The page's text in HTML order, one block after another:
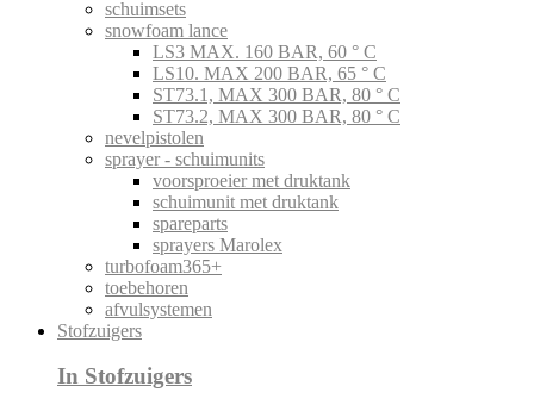
schuimsets
snowfoam lance
LS3 MAX. 160 BAR, 60 ° C
LS10. MAX 200 BAR, 65 ° C
ST73.1, MAX 300 BAR, 80 ° C
ST73.2, MAX 300 BAR, 80 ° C
nevelpistolen
sprayer - schuimunits
voorsproeier met druktank
schuimunit met druktank
spareparts
sprayers Marolex
turbofoam365+
toebehoren
afvulsystemen
Stofzuigers
In Stofzuigers